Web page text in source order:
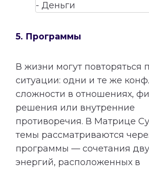
5. Программы
В жизни могут повторяться
ситуации: одни и те же
сложности в отношениях,
решения или внутренние
противоречия. В Матрице
темы рассматриваются
программы — сочетания
энергий, расположенных в